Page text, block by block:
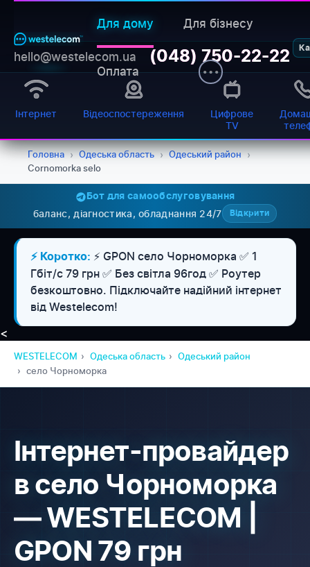
Для дому Для бізнесу
Оплата
hello@westelecom.ua (048) 750-22-22
Інтернет Відеоспостереження
Цифрове
TV
Головна › Одеська область › Одеський район ›
Cornomorka selo
Бот для самообслуговування
баланс, діагностика, обладнання 24/7 Відкрити
⚡ Коротко: ⚡ GPON село Чорноморка ✅ 1
Гбіт/с 79 грн ✅ Без світла 96год ✅ Роутер
безкоштовно. Підключайте надійний інтернет
від Westelecom!
<
WESTELECOM Одеська область
Одеський район
село Чорноморка
Інтернет-провайдер
в село Чорноморка
— WESTELECOM |
GPON 79 грн